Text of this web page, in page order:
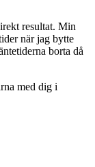
resultat. Min
när jag bytte
borta då
med dig i